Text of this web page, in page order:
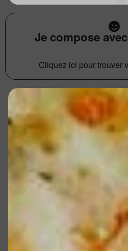
Je compose
Cliquez ici pour trouver